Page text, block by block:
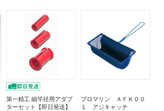
第一精工 細竿径用アダプ
ターセット【即日発送】
プロマリン ＡＦＫ００
１ アジキャッチ